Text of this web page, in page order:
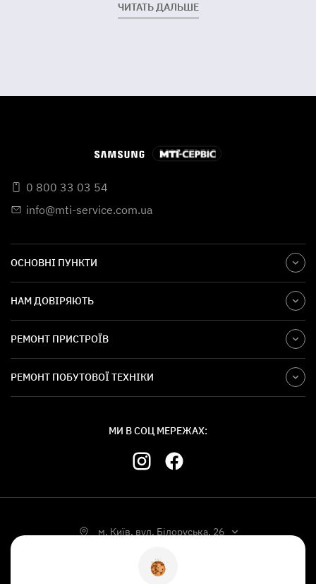
ЧИТАТЬ ДАЛЬШЕ
0 800 33 03 54
info@mti-service.com.ua
ОСНОВНІ ПУНКТИ
НАМ ДОВІРЯЮТЬ
РЕМОНТ ПРИСТРОЇВ
РЕМОНТ ПОБУТОВОЇ ТЕХНІКИ
МИ В СОЦ МЕРЕЖАХ:
м. Київ, вул. Білоруська, 26
УКР